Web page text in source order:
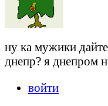
ну ка мужики
днепр? я днепром
войти